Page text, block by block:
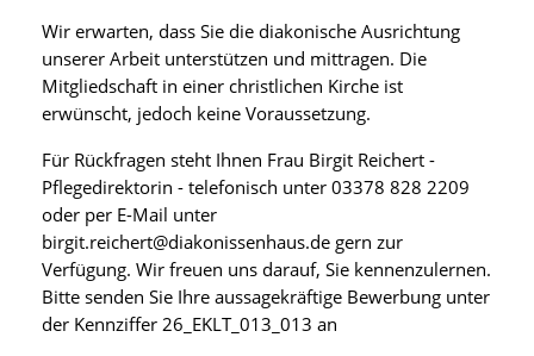
Wir erwarten, dass Sie die diakonische Ausrichtung
unserer Arbeit unterstützen und mittragen. Die
Mitgliedschaft in einer christlichen Kirche ist
erwünscht, jedoch keine Voraussetzung.
Für Rückfragen steht Ihnen Frau Birgit Reichert -
Pflegedirektorin - telefonisch unter 03378 828 2209
oder per E-Mail unter
birgit.reichert@diakonissenhaus.de gern zur
Verfügung. Wir freuen uns darauf, Sie kennenzulernen.
Bitte senden Sie Ihre aussagekräftige Bewerbung unter
der Kennziffer 26_EKLT_013_013 an